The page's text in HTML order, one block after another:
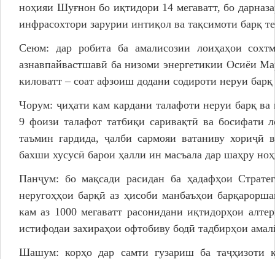
ноҳияи Шуғнон бо иқтидори 14 мегаватт, бо
инфрасохтори зарурии интиқол ва тақсимоти барқ
Сеюм: дар робита ба амалисозии лоиҳаҳои
азнавпайвастшавӣ ба низоми энергетикии Осиёи
киловатт – соат афзоиш додани содироти неруи
Чорум: ҷиҳати кам кардани талафоти неруи барқ
9 фоизи талафот татбиқи саривақтӣ ва босифати
таъмин гардида, ҷалби сармояи ватаниву
бахши хусусӣ барои ҳалли ин масъала дар шаҳру
Панҷум: бо мақсади расидан ба ҳадафҳои
неругоҳҳои барқӣ аз ҳисоби манбаъҳои
кам аз 1000 мегаватт расонидани иқтидорҳои
истифодаи захираҳои офтобиву бодӣ тадбирҳои
Шашум: корҳо дар самти гузариш ба таҷҳизоти